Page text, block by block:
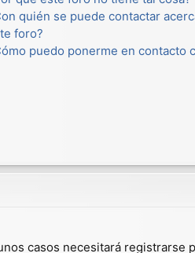
quién se puede contactar
foro?
puedo ponerme en contacto
casos necesitará registrarse